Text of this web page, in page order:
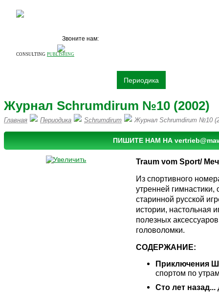
CONSULTING PUBLISHING
Звоните нам:
Периодика
Журнал Schrumdirum №10 (2002)
Главная Периодика Schrumdirum Журнал Schrumdirum №10
ПИШИТЕ НАМ НА
Traum vom Sport/
Из спортивного
утренней
старинной русской
истории, настольная
полезных
головоломки.
СОДЕРЖАНИЕ:
Приключения
спортом по
Сто лет назад...